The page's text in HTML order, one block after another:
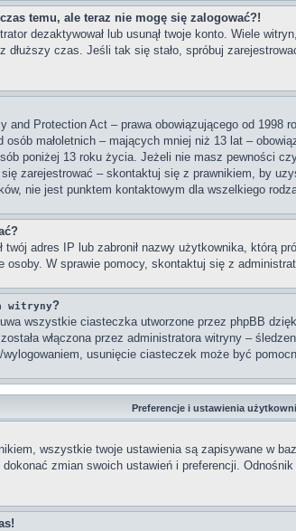
temu, ale teraz nie mogę się zalogować?!
dezaktywował lub usunął twoje konto. Wiele
dłuższy czas. Jeśli tak się stało, spróbuj
Protection Act – prawa obowiązującego od 1998
małoletnich – mających mniej niż 13 lat –
poniżej 13 roku życia. Jeżeli nie masz pewności
zarejestrować – skontaktuj się z prawnikiem, by
nie jest punktem kontaktowym dla wszelkiego
twój adres IP lub zabronił nazwy użytkownika, którą
osoby. W sprawie pomocy, skontaktuj się z
witryny?
wszystkie ciasteczka utworzone przez phpBB
włączona przez administratora witryny –
usunięcie ciasteczek może być
Preferencje i ustawienia
wszystkie twoje ustawienia są zapisywane w
zmian swoich ustawień i preferencji. Odnośnik